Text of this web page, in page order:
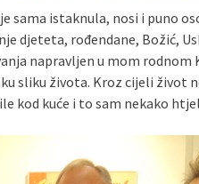
sama istaknula, nosi i puno
djeteta, rođendane, Božić,
napravljen u mom
sliku života. Kroz cijeli život
kod kuće i to sam nekako